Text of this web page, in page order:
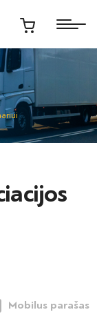
Mobilus parašas